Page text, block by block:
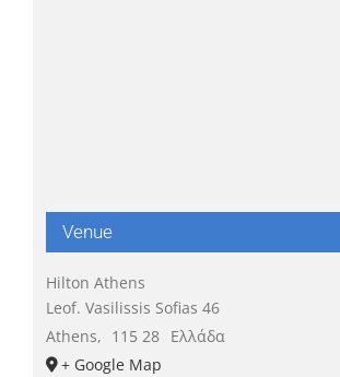
Venue
Hilton Athens
Leof. Vasilissis Sofias 46
Athens, 115 28 Ελλάδα
+ Google Map